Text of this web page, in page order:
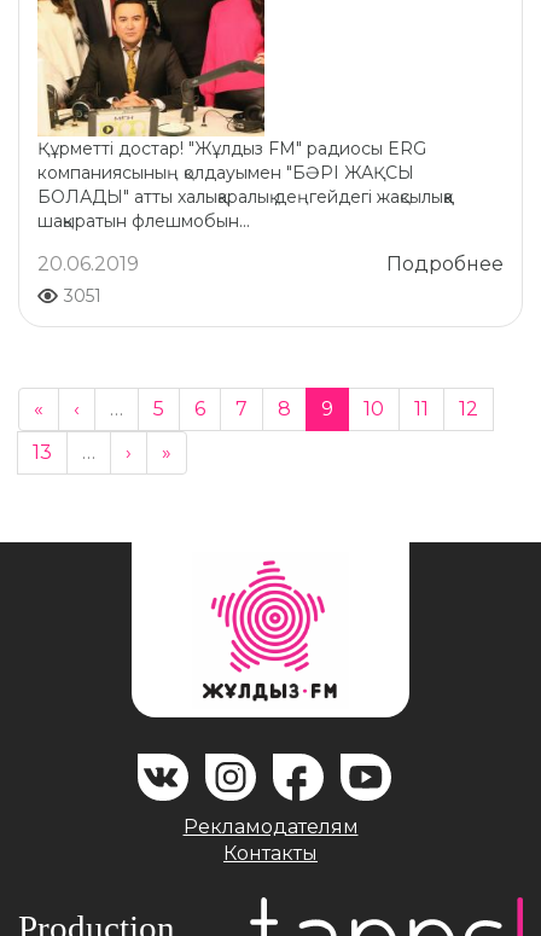
Құрметті достар! "Жұлдыз FM" радиосы ERG
компаниясының қолдауымен "БӘРІ ЖАҚСЫ
БОЛАДЫ" атты xалықаралық деңгейдегі жақсылыққа
шақыратын флешмобын...
Подробнее
20.06.2019
3051
« ‹ … 5 6 7 8 9 10 11
12
13
… › »
Рекламодателям
Контакты